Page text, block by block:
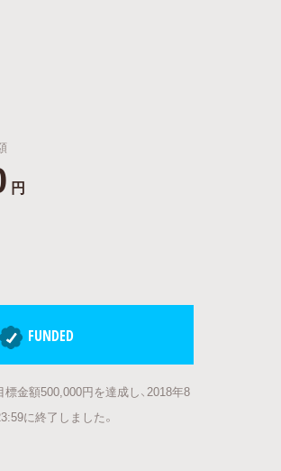
円
FUNDED
標金額500,000円を達成し、2018年8
に終了しました。